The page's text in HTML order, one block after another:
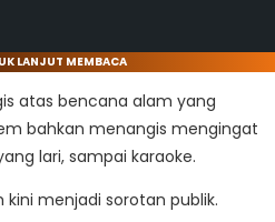
LANJUT MEMBACA
atas bencana alam yang
bahkan menangis mengingat
lari, sampai karaoke.
kini menjadi sorotan publik.